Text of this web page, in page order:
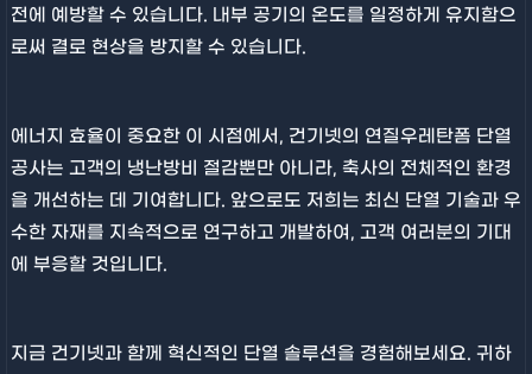
전에 예방할 수 있습니다. 내부 공기의 온도를 일정하게 유지함으
로써 결로 현상을 방지할 수 있습니다.
에너지 효율이 중요한 이 시점에서, 건기넷의 연질우레탄폼 단열
공사는 고객의 냉난방비 절감뿐만 아니라, 축사의 전체적인 환경
을 개선하는 데 기여합니다. 앞으로도 저희는 최신 단열 기술과 우
수한 자재를 지속적으로 연구하고 개발하여, 고객 여러분의 기대
에 부응할 것입니다.
지금 건기넷과 함께 혁신적인 단열 솔루션을 경험해보세요. 귀하